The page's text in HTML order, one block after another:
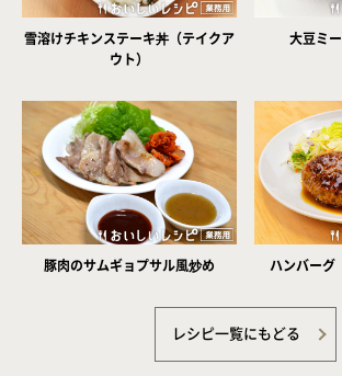
雪溶けチキンステーキ丼（テイクア
ウト）
大豆ミ
豚肉のサムギョプサル風炒め ハンバー
レシピ一覧にもどる